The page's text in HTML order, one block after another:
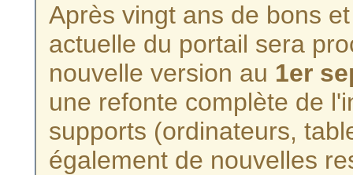
Après vingt ans de bons
actuelle du portail sera
nouvelle version au 1er
une refonte complète de
supports (ordinateurs,
également de nouvelles